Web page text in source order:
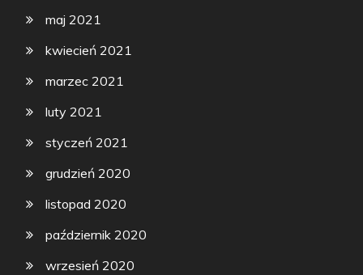
maj 2021
kwiecień 2021
marzec 2021
luty 2021
styczeń 2021
grudzień 2020
listopad 2020
październik 2020
wrzesień 2020